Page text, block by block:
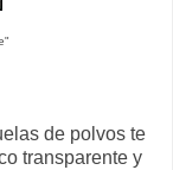
de polvos te
transparente y